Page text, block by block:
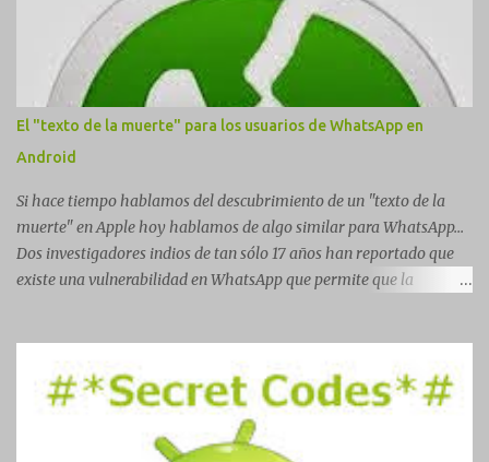
El "texto de la muerte" para los usuarios de WhatsApp en
Android
Si hace tiempo hablamos del descubrimiento de un "texto de la
muerte" en Apple hoy hablamos de algo similar para WhatsApp...
Dos investigadores indios de tan sólo 17 años han reportado que
existe una vulnerabilidad en WhatsApp que permite que la
La vulnerabilidad ha sido probada y funciona correctamente en la
mayoría de las versiones de Android y de WhatsApp incluyendo la
2.11.431 y 2.11.432. Sin embargo todavía no se ha probado en iOS y
Windows no parece ser vulnerable. Esto podría provocar que se